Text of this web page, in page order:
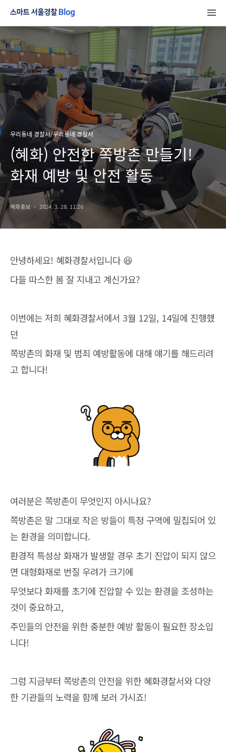
우리동네 경찰서/우리동네 경찰서
(혜화) 안전한 쪽방촌 만들기!
화재 예방 및 안전 활동
혜화홍보 2024. 3. 28. 11:26
안녕하세요! 혜화경찰서입니다 😆
다들 따스한 봄 잘 지내고 계신가요?
이번에는 저희 혜화경찰서에서 3월 12일, 14일에 진행했
던
쪽방촌의 화재 및 범죄 예방활동에 대해 얘기를 해드리려
고 합니다!
여러분은 쪽방촌이 무엇인지 아시나요?
쪽방촌은 말 그대로 작은 방들이 특정 구역에 밀집되어 있
는 환경을 의미합니다.
환경적 특성상 화재가 발생할 경우 초기 진압이 되지 않으
면 대형화재로 번질 우려가 크기에
무엇보다 화재를 초기에 진압할 수 있는 환경을 조성하는
것이 중요하고,
주민들의 안전을 위한 충분한 예방 활동이 필요한 장소입
니다!
그럼 지금부터 쪽방촌의 안전을 위한 혜화경찰서와 다양
한 기관들의 노력을 함께 보러 가시죠!